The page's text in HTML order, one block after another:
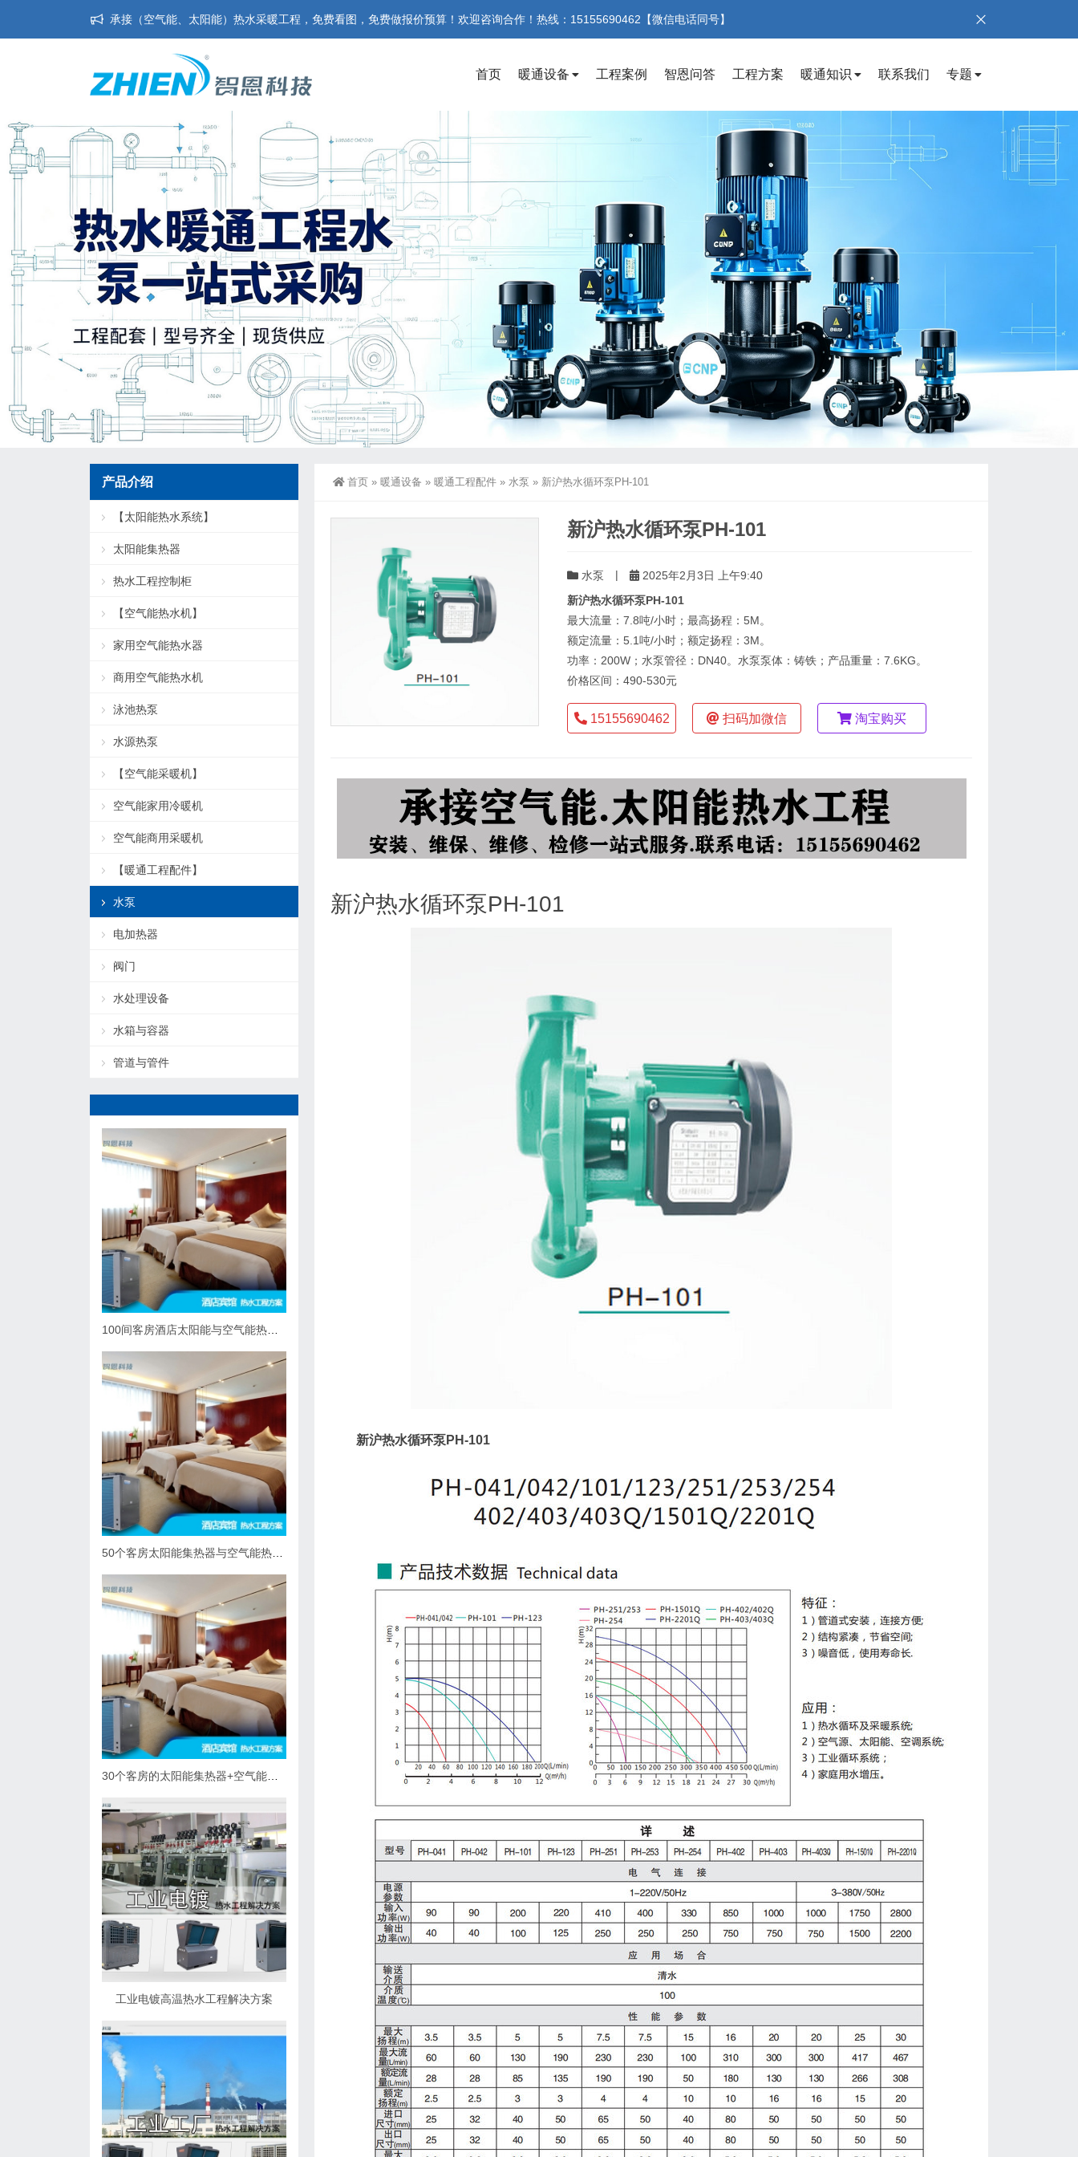
承接（空气能、太阳能）热水采暖工程，免费看图，免费做报价预算！欢迎咨询合作！热线：15155690462【微信电话同号】
首页 暖通设备 工程案例 智恩问答 工程方案 暖通知识 联系我们 专题
首页 » 暖通设备 » 暖通工程配件 » 水泵 » 新沪热水循环泵PH-101
新沪热水循环泵PH-101
水泵 |
2025年2月3日 上午9:40
新沪热水循环泵PH-101
最大流量：7.8吨/小时；最高扬程：5M。
额定流量：5.1吨/小时；额定扬程：3M。
功率：200W；水泵管径：DN40。水泵泵体：铸铁；产品重量：7.6KG。
价格区间：490-530元
15155690462 扫码加微信 淘宝购买
新沪热水循环泵PH-101
新沪热水循环泵PH-101
产品介绍
【太阳能热水系统】
太阳能集热器
热水工程控制柜
【空气能热水机】
家用空气能热水器
商用空气能热水机
泳池热泵
水源热泵
【空气能采暖机】
空气能家用冷暖机
空气能商用采暖机
【暖通工程配件】
水泵
电加热器
阀门
水处理设备
水箱与容器
管道与管件
工业电镀高温热水工程解决方案